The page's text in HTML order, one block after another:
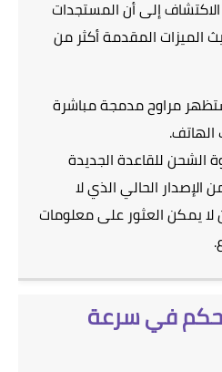
إلى أن المستجدات
الميزات المقدمة أكثر من
مراوح مدمجة مباشرة
الشحن للقاعدة الجديدة
من 10 وات من الإصدار الحالي الذي لا
يمكن العثور على معلومات
في سرعة